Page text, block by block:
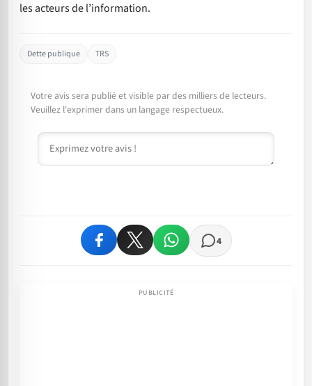
les acteurs de l’information.
Dette publique TRS
Votre avis sera publié et visible par des milliers de lecteurs.
Veuillez l'exprimer dans un langage respectueux.
Commentaire
4